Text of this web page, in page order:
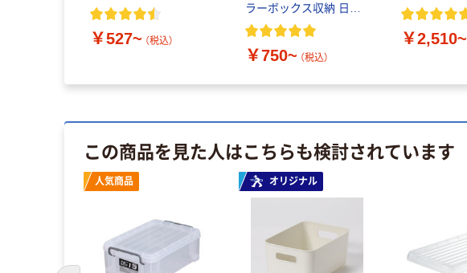
￥527~ （税込）
ラーボックス収納 日本
製
￥750~ （税込）
￥2,510~
この商品を見た人はこちらも検討されています
人気商品 オリジナル